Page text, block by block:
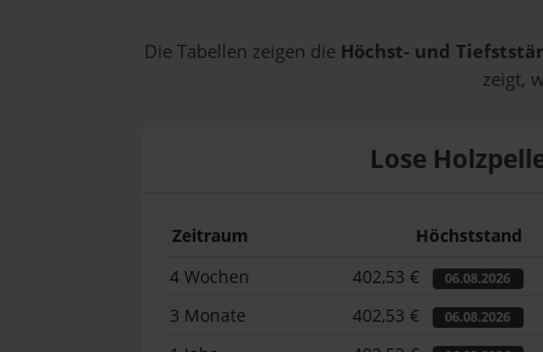
Die Tabellen zeigen die Höchst- und
zeigt,
Lose
Zeitraum Höchststand
4 Wochen
402,53 € 06.08.2026
3 Monate 402,53 € 06.08.2026